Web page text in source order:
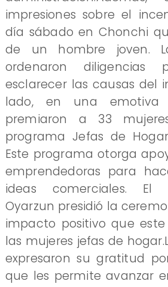
impresiones sobre el
día sábado en Chonchi
de un hombre joven.
ordenaron diligencias
esclarecer las causas del
lado, en una emotiva
premiaron a 33
programa Jefas de
Este programa otorga
emprendedoras para
ideas comerciales. El
Oyarzun presidió la
impacto positivo que
las mujeres jefas de
expresaron su gratitud
que les permite avanzar